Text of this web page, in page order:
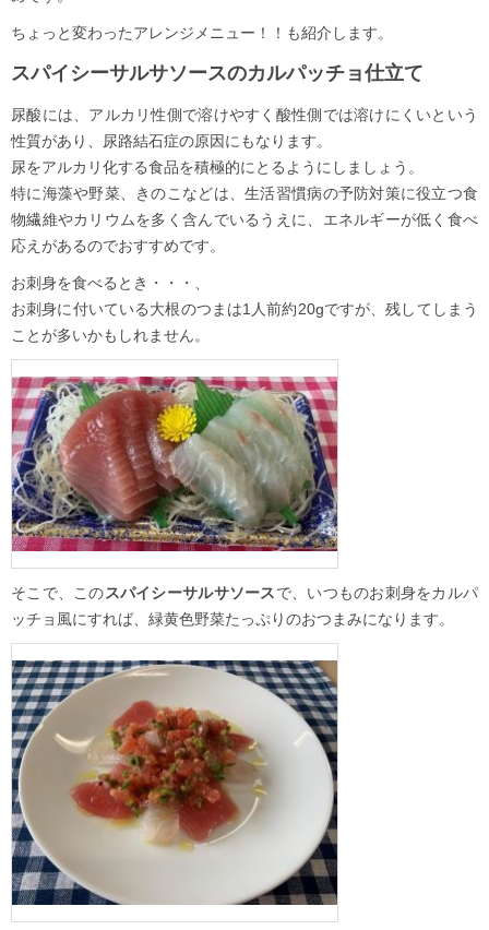
ちょっと変わったアレンジメニュー！！も紹介します。
スパイシーサルサソースのカルパッチョ仕立て
尿酸には、アルカリ性側で溶けやすく酸性側では溶けにくいという
性質があり、尿路結石症の原因にもなります。
尿をアルカリ化する食品を積極的にとるようにしましょう。
特に海藻や野菜、きのこなどは、生活習慣病の予防対策に役立つ食
物繊維やカリウムを多く含んでいるうえに、エネルギーが低く食べ
応えがあるのでおすすめです。
お刺身を食べるとき・・・、
お刺身に付いている大根のつまは1人前約20gですが、残してしまう
ことが多いかもしれません。
そこで、このスパイシーサルサソースで、いつものお刺身をカルパ
ッチョ風にすれば、緑黄色野菜たっぷりのおつまみになります。